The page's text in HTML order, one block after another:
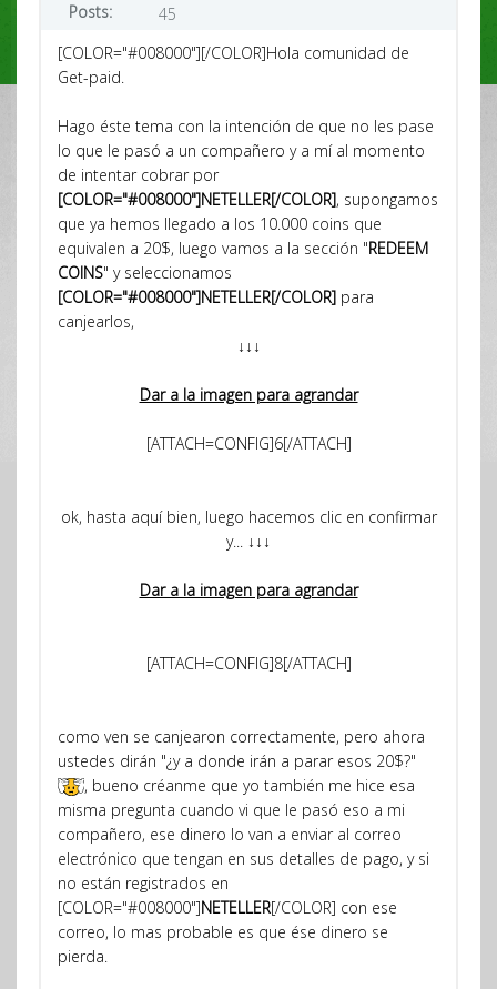
Posts:
45
[COLOR="#008000"][/COLOR]Hola comunidad de
Get-paid.
Hago éste tema con la intención de que no les pase
lo que le pasó a un compañero y a mí al momento
de intentar cobrar por
[COLOR="#008000"]NETELLER[/COLOR], supongamos
que ya hemos llegado a los 10.000 coins que
equivalen a 20$, luego vamos a la sección "REDEEM
COINS" y seleccionamos
[COLOR="#008000"]NETELLER[/COLOR] para
canjearlos,
↓↓↓
Dar a la imagen para agrandar
[ATTACH=CONFIG]6[/ATTACH]
ok, hasta aquí bien, luego hacemos clic en confirmar
y... ↓↓↓
Dar a la imagen para agrandar
[ATTACH=CONFIG]8[/ATTACH]
como ven se canjearon correctamente, pero ahora
ustedes dirán "¿y a donde irán a parar esos 20$?"
, bueno créanme que yo también me hice esa
misma pregunta cuando vi que le pasó eso a mi
compañero, ese dinero lo van a enviar al correo
electrónico que tengan en sus detalles de pago, y si
no están registrados en
[COLOR="#008000"]NETELLER[/COLOR] con ese
correo, lo mas probable es que ése dinero se
pierda.